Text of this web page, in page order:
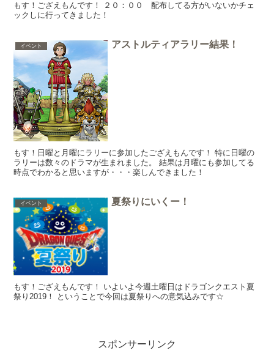
もす！ござえもんです！ ２０：００ 配布してる方がいないかチェ
ックしに行ってきました！
イベント アストルティアラリー結果！
もす！日曜と月曜にラリーに参加したござえもんです！ 特に日曜の
ラリーは数々のドラマが生まれました。 結果は月曜にも参加してる
時点でわかると思いますが・・・楽しんできました！
イベント 夏祭りにいくー！
もす！ござえもんです！ いよいよ今週土曜日はドラゴンクエスト夏
祭り2019！ ということで今回は夏祭りへの意気込みです☆
スポンサーリンク